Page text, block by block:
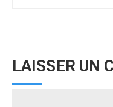
LAISSER UN